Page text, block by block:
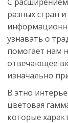
разных стран
узнавать о
помогает нам
отвечающее
изначально
В этно
цветовая
которые